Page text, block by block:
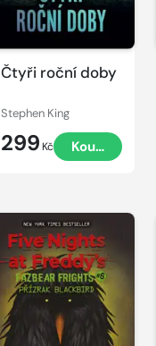
Čtyři roční doby
Stephen King
299 Kč Koupit